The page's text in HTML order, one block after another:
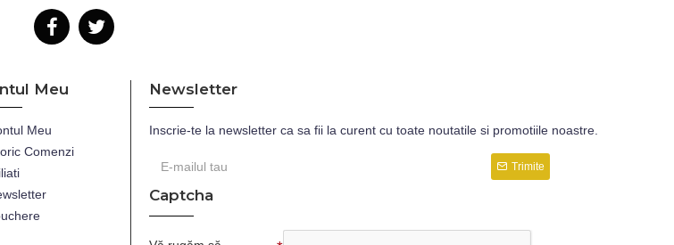
Meu
Meu
Comenzi
Newsletter
Inscrie-te la newsletter ca sa fii la curent cu toate noutatile si promotiile noastre.
Trimite
Captcha